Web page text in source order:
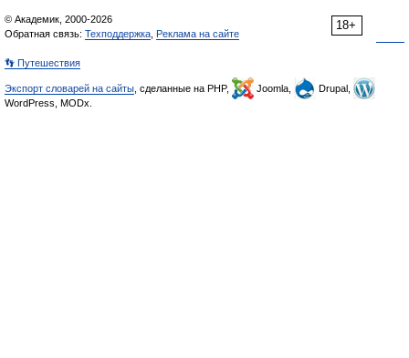
18+
© Академик, 2000-2026
Обратная связь: Техподдержка Реклама на сайте
👣 Путешествия
Экспорт словарей на сайты , сделанные на PHP, Joomla,
Drupal,
WordPress, MODx.